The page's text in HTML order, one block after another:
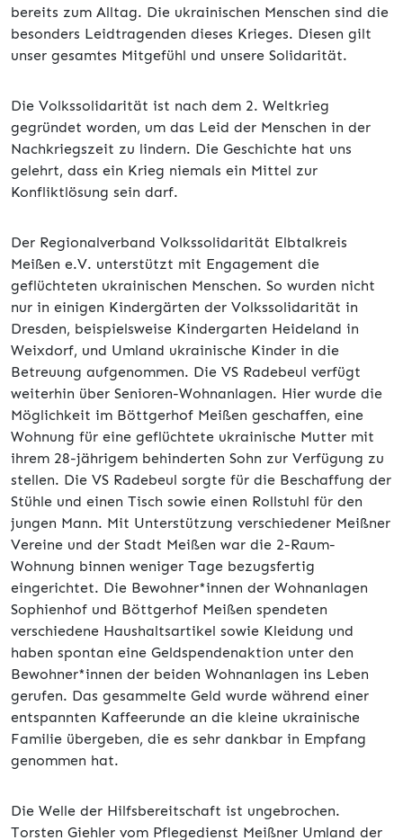
bereits zum Alltag. Die ukrainischen Menschen sind die
besonders Leidtragenden dieses Krieges. Diesen gilt
unser gesamtes Mitgefühl und unsere Solidarität.
Die Volkssolidarität ist nach dem 2. Weltkrieg
gegründet worden, um das Leid der Menschen in der
Nachkriegszeit zu lindern. Die Geschichte hat uns
gelehrt, dass ein Krieg niemals ein Mittel zur
Konfliktlösung sein darf.
Der Regionalverband Volkssolidarität Elbtalkreis
Meißen e.V. unterstützt mit Engagement die
geflüchteten ukrainischen Menschen. So wurden nicht
nur in einigen Kindergärten der Volkssolidarität in
Dresden, beispielsweise Kindergarten Heideland in
Weixdorf, und Umland ukrainische Kinder in die
Betreuung aufgenommen. Die VS Radebeul verfügt
weiterhin über Senioren-Wohnanlagen. Hier wurde die
Möglichkeit im Böttgerhof Meißen geschaffen, eine
Wohnung für eine geflüchtete ukrainische Mutter mit
ihrem 28-jährigem behinderten Sohn zur Verfügung zu
stellen. Die VS Radebeul sorgte für die Beschaffung der
Stühle und einen Tisch sowie einen Rollstuhl für den
jungen Mann. Mit Unterstützung verschiedener Meißner
Vereine und der Stadt Meißen war die 2-Raum-
Wohnung binnen weniger Tage bezugsfertig
eingerichtet. Die Bewohner*innen der Wohnanlagen
Sophienhof und Böttgerhof Meißen spendeten
verschiedene Haushaltsartikel sowie Kleidung und
haben spontan eine Geldspendenaktion unter den
Bewohner*innen der beiden Wohnanlagen ins Leben
gerufen. Das gesammelte Geld wurde während einer
entspannten Kaffeerunde an die kleine ukrainische
Familie übergeben, die es sehr dankbar in Empfang
genommen hat.
Die Welle der Hilfsbereitschaft ist ungebrochen.
Torsten Giehler vom Pflegedienst Meißner Umland der